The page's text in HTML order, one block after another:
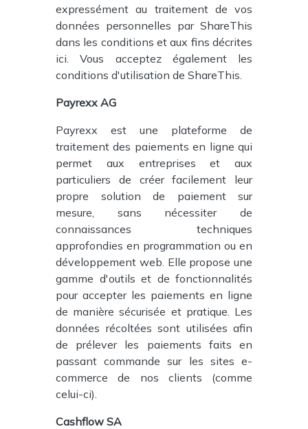
expressément au traitement de vos
données personnelles par ShareThis
dans les conditions et aux fins décrites
ici. Vous acceptez également les
conditions d'utilisation de ShareThis.
Payrexx AG
Payrexx est une plateforme de
traitement des paiements en ligne qui
permet aux entreprises et aux
particuliers de créer facilement leur
propre solution de paiement sur
mesure, sans nécessiter de
connaissances techniques
approfondies en programmation ou en
développement web. Elle propose une
gamme d'outils et de fonctionnalités
pour accepter les paiements en ligne
de manière sécurisée et pratique. Les
données récoltées sont utilisées afin
de prélever les paiements faits en
passant commande sur les sites e-
commerce de nos clients (comme
celui-ci).
Cashflow SA